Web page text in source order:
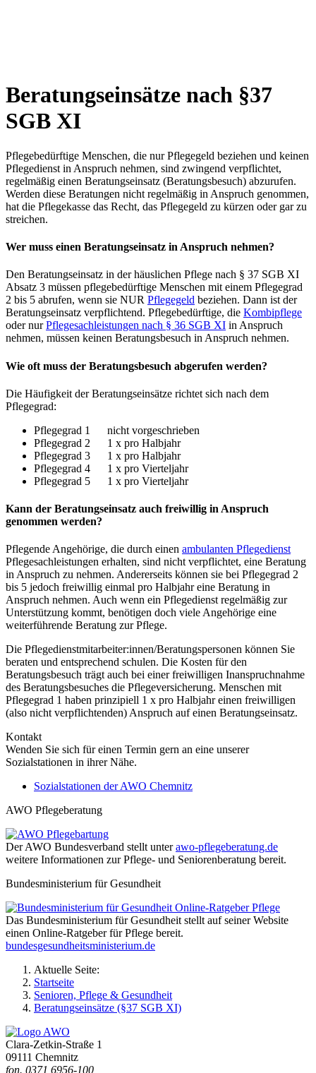
Beratungseinsätze nach §37
SGB XI
Pflegebedürftige Menschen, die nur Pflegegeld beziehen und keinen
Pflegedienst in Anspruch nehmen, sind zwingend verpflichtet,
regelmäßig einen Beratungseinsatz (Beratungsbesuch) abzurufen.
Werden diese Beratungen nicht regelmäßig in Anspruch genommen,
hat die Pflegekasse das Recht, das Pflegegeld zu kürzen oder gar zu
streichen.
Wer muss einen Beratungseinsatz in Anspruch nehmen?
Den Beratungseinsatz in der häuslichen Pflege nach § 37 SGB XI
Absatz 3 müssen pflegebedürftige Menschen mit einem Pflegegrad
2 bis 5 abrufen, wenn sie NUR Pflegegeld beziehen. Dann ist der
Beratungseinsatz verpflichtend. Pflegebedürftige, die Kombipflege
oder nurPflegesachleistungen nach § 36 SGB XI in Anspruch
nehmen, müssen keinen Beratungsbesuch in Anspruch nehmen.
Wie oft muss der Beratungsbesuch abgerufen werden?
Die Häufigkeit der Beratungseinsätze richtet sich nach dem
Pflegegrad:
Pflegegrad 1 nicht vorgeschrieben
Pflegegrad 2 1 x pro Halbjahr
Pflegegrad 3 1 x pro Halbjahr
Pflegegrad 4 1 x pro Vierteljahr
Pflegegrad 5 1 x pro Vierteljahr
Kann der Beratungseinsatz auch freiwillig in Anspruch
genommen werden?
Pflegende Angehörige, die durch einen ambulanten Pflegedienst
Pflegesachleistungen erhalten, sind nicht verpflichtet, eine Beratung
in Anspruch zu nehmen. Andererseits können sie bei Pflegegrad 2
bis 5 jedoch freiwillig einmal pro Halbjahr eine Beratung in
Anspruch nehmen. Auch wenn ein Pflegedienst regelmäßig zur
Unterstützung kommt, benötigen doch viele Angehörige eine
weiterführende Beratung zur Pflege.
Die Pflegedienstmitarbeiter:innen/Beratungspersonen können Sie
beraten und entsprechend schulen. Die Kosten für den
Beratungsbesuch trägt auch bei einer freiwilligen Inanspruchnahme
des Beratungsbesuches die Pflegeversicherung. Menschen mit
Pflegegrad 1 haben prinzipiell 1 x pro Halbjahr einen freiwilligen
(also nicht verpflichtenden) Anspruch auf einen Beratungseinsatz.
Kontakt
Wenden Sie sich für einen Termin gern an eine unserer
Sozialstationen in ihrer Nähe.
Sozialstationen der AWO Chemnitz
AWO Pflegeberatung
Der AWO Bundesverband stellt unterawo-pflegeberatung.de
weitere Informationen zur Pflege- und Seniorenberatung bereit.
Bundesministerium für Gesundheit
Das Bundesministerium für Gesundheit stellt auf seiner Website
einen Online-Ratgeber für Pflege bereit.
bundesgesundheitsministerium.de
Aktuelle Seite:
Startseite
Senioren, Pflege & Gesundheit
Beratungseinsätze (§37 SGB XI)
Clara-Zetkin-Straße 1
09111 Chemnitz
fon. 0371 6956-100